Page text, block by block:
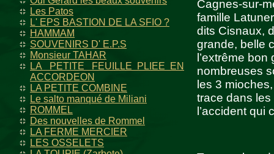
Les Patos
L' EPS BASTION DE LA SFIO ?
HAMMAM
SOUVENIRS D' E.P.S
Monsieur TAHAR
LA PETITE FEUILLE PLIEE EN
ACCORDEON
LA PETITE COMBINE
Le salto manqué de Miliani
ROMMEL
Des nouvelles de Rommel
LA FERME MERCIER
LES OSSELETS
Cagnes-sur-
famille
dits Cisnaux,
grande, belle
l’extrême
nombreuses
les 3
trace dans
l’accident qui